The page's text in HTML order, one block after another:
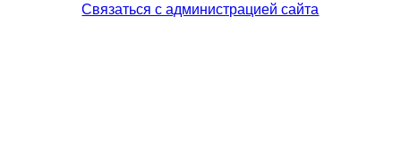
Связаться с администрацией сайта